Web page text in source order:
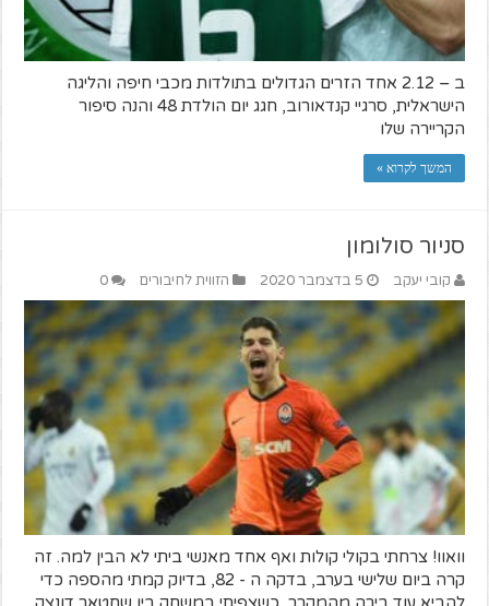
ב – 2.12 אחד הזרים הגדולים בתולדות מכבי חיפה והליגה
הישראלית, סרגיי קנדאורוב, חגג יום הולדת 48 והנה סיפור
הקריירה שלו
המשך לקרוא »
סניור סולומון
קובי יעקב 5 בדצמבר 2020 הזווית לחיבורים 0
וואוו! צרחתי בקולי קולות ואף אחד מאנשי ביתי לא הבין למה. זה
קרה ביום שלישי בערב, בדקה ה - 82, בדיוק קמתי מהספה כדי